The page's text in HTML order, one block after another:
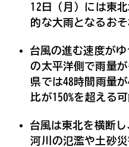
12日（月）には東
的な大雨となるおそ
台風の進む速度が
の太平洋側で雨量
県では48時間雨量が
比が150%を超える
台風は東北を横断し
河川の氾濫や土砂